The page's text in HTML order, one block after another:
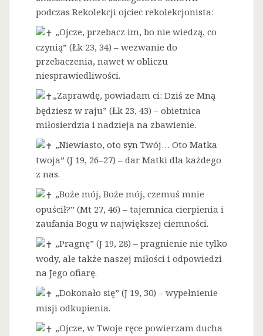
podczas Rekolekcji ojciec rekolekcjonista:
„Ojcze, przebacz im, bo nie wiedzą, co
czynią” (Łk 23, 34) – wezwanie do
przebaczenia, nawet w obliczu
niesprawiedliwości.
„Zaprawdę, powiadam ci: Dziś ze Mną
będziesz w raju” (Łk 23, 43) – obietnica
miłosierdzia i nadzieja na zbawienie.
„Niewiasto, oto syn Twój… Oto Matka
twoja” (J 19, 26–27) – dar Matki dla każdego
z nas.
„Boże mój, Boże mój, czemuś mnie
opuścił?” (Mt 27, 46) – tajemnica cierpienia i
zaufania Bogu w największej ciemności.
„Pragnę” (J 19, 28) – pragnienie nie tylko
wody, ale także naszej miłości i odpowiedzi
na Jego ofiarę.
„Dokonało się” (J 19, 30) – wypełnienie
misji odkupienia.
„Ojcze, w Twoje ręce powierzam ducha